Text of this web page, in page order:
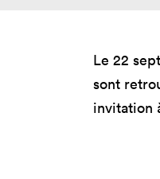
Le 22
sont
invitation